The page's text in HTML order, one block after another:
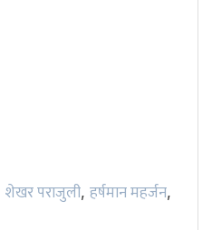
शेखर पराजुली, हर्षमान महर्जन,